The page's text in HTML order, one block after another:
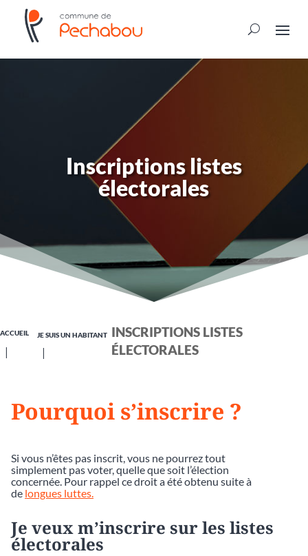
Inscriptions listes
électorales
ACCUEIL JE SUIS UN HABITANT
INSCRIPTIONS LISTES
ÉLECTORALES
Pourquoi s’inscrire ?
Si vous n’êtes pas inscrit, vous ne pourrez tout
simplement pas voter, quelle que soit l’élection
concernée. Pour rappel ce droit a été obtenu suite à
de longues luttes.
Je veux m’inscrire sur les listes
électorales